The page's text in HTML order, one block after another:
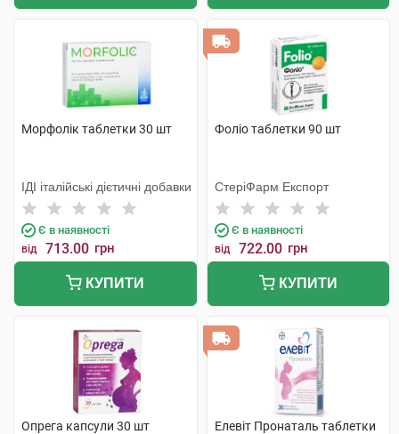
Морфолік таблетки 30 шт
ІДІ італійські дієтичні добавки
Є в наявності
від 713.00 грн
КУПИТИ
Фоліо таблетки 90 шт
СтеріФарм Експорт
Є в наявності
від 722.00 грн
КУПИТИ
Опрега капсули 30 шт
Елевіт Пронаталь таблетки